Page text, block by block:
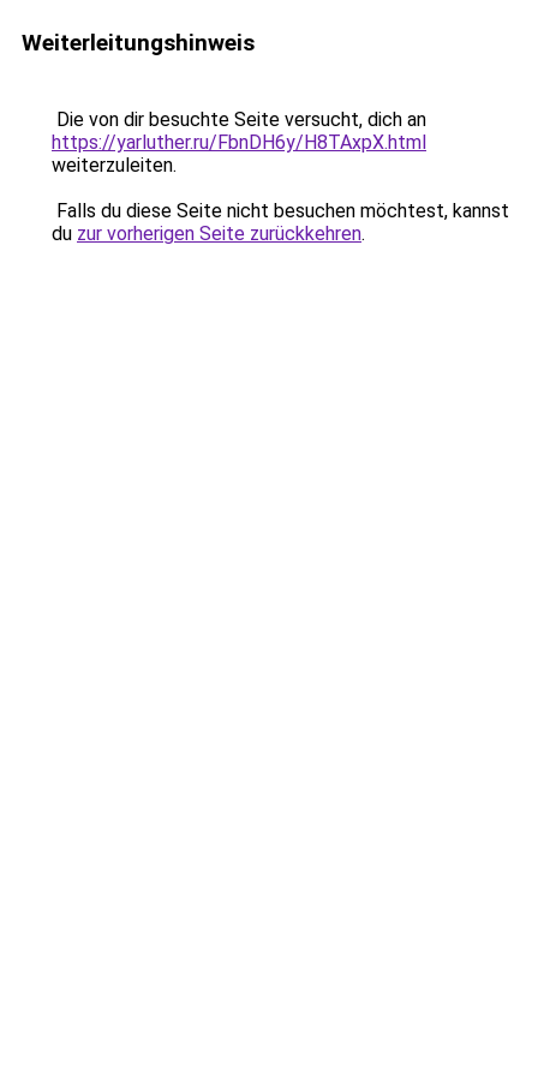
Weiterleitungshinweis
Die von dir besuchte Seite versucht, dich an
https://yarluther.ru/FbnDH6y/H8TAxpX.html
weiterzuleiten.
Falls du diese Seite nicht besuchen möchtest, kannst
du zur vorherigen Seite zurückkehren.